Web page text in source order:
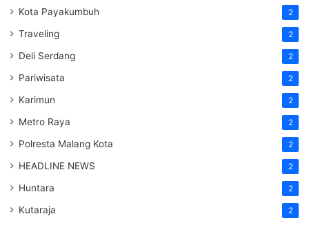
Kota Payakumbuh 2
Traveling 2
Deli Serdang 2
Pariwisata 2
Karimun 2
Metro Raya 2
Polresta Malang Kota 2
HEADLINE NEWS 2
Huntara 2
Kutaraja 2